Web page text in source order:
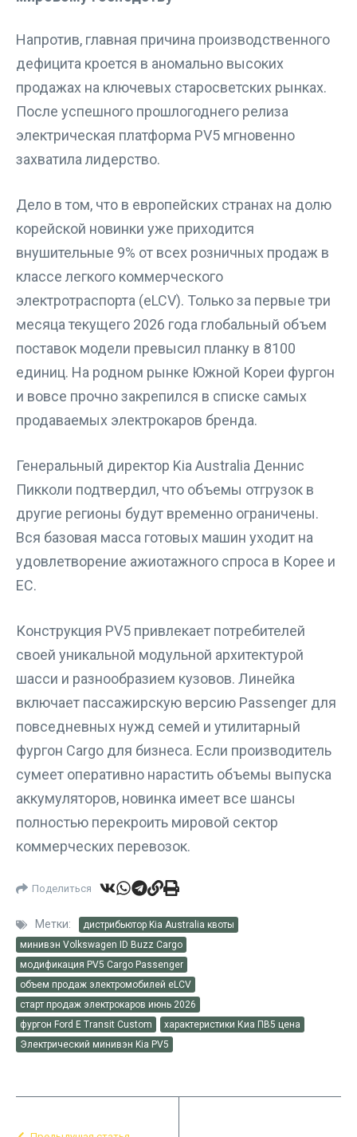
Напротив, главная причина производственного
дефицита кроется в аномально высоких
продажах на ключевых старосветских рынках.
После успешного прошлогоднего релиза
электрическая платформа PV5 мгновенно
захватила лидерство.
Дело в том, что в европейских странах на долю
корейской новинки уже приходится
внушительные 9% от всех розничных продаж в
классе легкого коммерческого
электротраспорта (eLCV). Только за первые три
месяца текущего 2026 года глобальный объем
поставок модели превысил планку в 8100
единиц. На родном рынке Южной Кореи фургон
и вовсе прочно закрепился в списке самых
продаваемых электрокаров бренда.
Генеральный директор Kia Australia Деннис
Пикколи подтвердил, что объемы отгрузок в
другие регионы будут временно ограничены.
Вся базовая масса готовых машин уходит на
удовлетворение ажиотажного спроса в Корее и
ЕС.
Конструкция PV5 привлекает потребителей
своей уникальной модульной архитектурой
шасси и разнообразием кузовов. Линейка
включает пассажирскую версию Passenger для
повседневных нужд семей и утилитарный
фургон Cargo для бизнеса. Если производитель
сумеет оперативно нарастить объемы выпуска
аккумуляторов, новинка имеет все шансы
полностью перекроить мировой сектор
коммерческих перевозок.
Поделиться
Метки:
дистрибьютор Kia Australia квоты
минивэн Volkswagen ID Buzz Cargo
модификация PV5 Cargo Passenger
объем продаж электромобилей eLCV
старт продаж электрокаров июнь 2026
фургон Ford E Transit Custom
характеристики Киа ПВ5 цена
Электрический минивэн Kia PV5